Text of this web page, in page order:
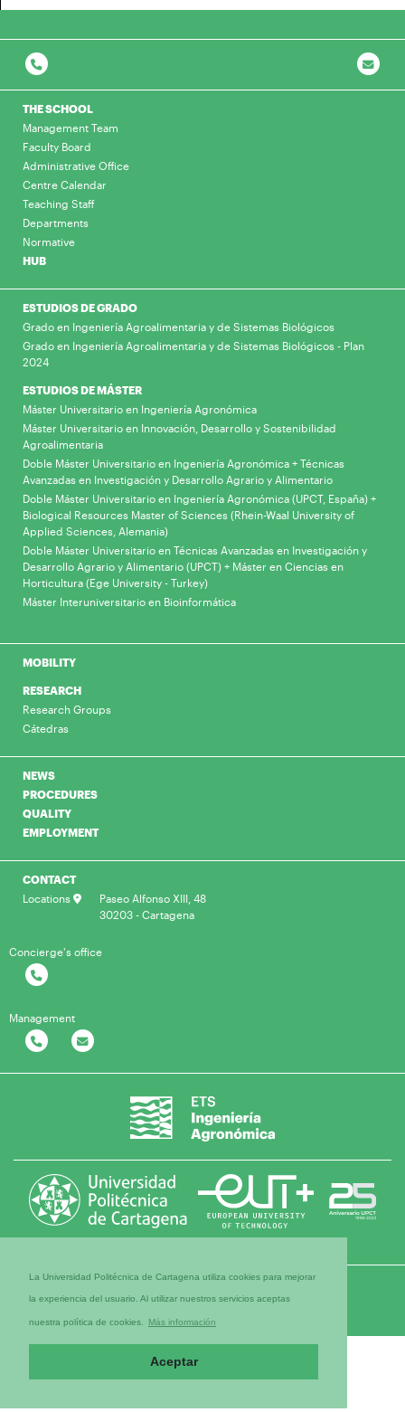
La Universidad Politécnica de Cartagena utiliza cookies para mejorar
la experiencia del usuario. Al utilizar nuestros servicios aceptas
nuestra política de cookies. Más información
Aceptar
THE SCHOOL
Management Team
Faculty Board
Administrative Office
Centre Calendar
Teaching Staff
Departments
Normative
HUB
ESTUDIOS DE GRADO
Grado en Ingeniería Agroalimentaria y de Sistemas Biológicos
Grado en Ingeniería Agroalimentaria y de Sistemas Biológicos - Plan
2024
ESTUDIOS DE MÁSTER
Máster Universitario en Ingeniería Agronómica
Máster Universitario en Innovación, Desarrollo y Sostenibilidad
Agroalimentaria
Doble Máster Universitario en Ingeniería Agronómica + Técnicas
Avanzadas en Investigación y Desarrollo Agrario y Alimentario
Doble Máster Universitario en Ingeniería Agronómica (UPCT, España) +
Biological Resources Master of Sciences (Rhein-Waal University of
Applied Sciences, Alemania)
Doble Máster Universitario en Técnicas Avanzadas en Investigación y
Desarrollo Agrario y Alimentario (UPCT) + Máster en Ciencias en
Horticultura (Ege University - Turkey)
Máster Interuniversitario en Bioinformática
MOBILITY
RESEARCH
Research Groups
Cátedras
NEWS
PROCEDURES
QUALITY
EMPLOYMENT
CONTACT
Locations
Paseo Alfonso XIII, 48
30203 - Cartagena
Concierge's office
Management